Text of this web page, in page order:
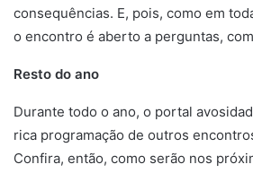
consequências. E, pois, como em
o encontro é aberto a perguntas,
Resto do ano
Durante todo o ano, o portal
rica programação de outros
Confira, então, como serão nos